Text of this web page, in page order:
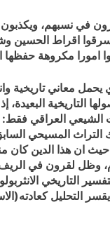
في نسبهم، ويكذبون
سرقوا اقراط الحسين
امورا مكروهة حفظها
معاني تاريخية
التاريخية البعيدة،
الشيعي العراقي
التراث المسيحي
ان هذا الدين كان
وظل لقرون في
التاريخي
التحليل